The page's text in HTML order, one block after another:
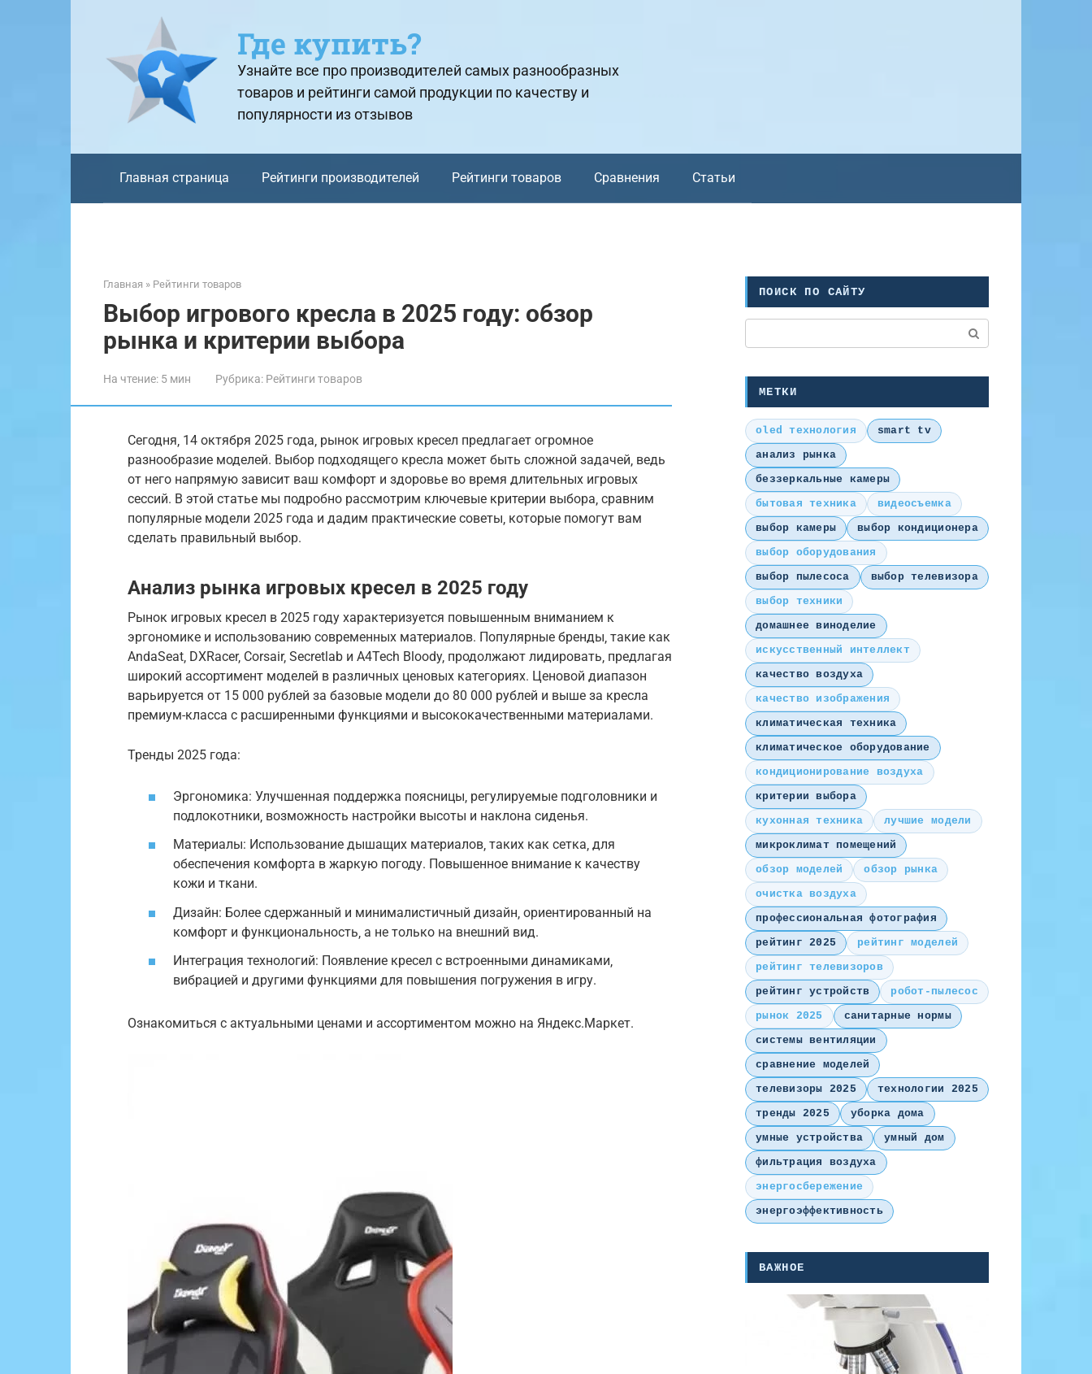
Где купить?
Узнайте все про производителей самых разнообразных
товаров и рейтинги самой продукции по качеству и
популярности из отзывов
Главная страница Рейтинги производителей Рейтинги товаров Сравнения Статьи
Главная » Рейтинги товаров
Выбор игрового кресла в 2025 году: обзор
рынка и критерии выбора
На чтение: 5 мин Рубрика: Рейтинги товаров
Сегодня‚ 14 октября 2025 года‚ рынок игровых кресел предлагает огромное
разнообразие моделей. Выбор подходящего кресла может быть сложной задачей‚ ведь
от него напрямую зависит ваш комфорт и здоровье во время длительных игровых
сессий. В этой статье мы подробно рассмотрим ключевые критерии выбора‚ сравним
популярные модели 2025 года и дадим практические советы‚ которые помогут вам
сделать правильный выбор.
Анализ рынка игровых кресел в 2025 году
Рынок игровых кресел в 2025 году характеризуется повышенным вниманием к
эргономике и использованию современных материалов. Популярные бренды‚ такие как
AndaSeat‚ DXRacer‚ Corsair‚ Secretlab и A4Tech Bloody‚ продолжают лидировать‚ предлагая
широкий ассортимент моделей в различных ценовых категориях. Ценовой диапазон
варьируется от 15 000 рублей за базовые модели до 80 000 рублей и выше за кресла
премиум-класса с расширенными функциями и высококачественными материалами.
Тренды 2025 года:
Эргономика: Улучшенная поддержка поясницы‚ регулируемые подголовники и
подлокотники‚ возможность настройки высоты и наклона сиденья.
Материалы: Использование дышащих материалов‚ таких как сетка‚ для
обеспечения комфорта в жаркую погоду. Повышенное внимание к качеству
кожи и ткани.
Дизайн: Более сдержанный и минималистичный дизайн‚ ориентированный на
комфорт и функциональность‚ а не только на внешний вид.
Интеграция технологий: Появление кресел с встроенными динамиками‚
вибрацией и другими функциями для повышения погружения в игру.
Ознакомиться с актуальными ценами и ассортиментом можно на Яндекс.Маркет.
ПОИСК ПО САЙТУ
МЕТКИ
oled технология
smart tv
анализ рынка
беззеркальные камеры
бытовая техника
видеосъемка
выбор камеры
выбор кондиционера
выбор оборудования
выбор пылесоса
выбор телевизора
выбор техники
домашнее виноделие
искусственный интеллект
качество воздуха
качество изображения
климатическая техника
климатическое оборудование
кондиционирование воздуха
критерии выбора
кухонная техника
лучшие модели
микроклимат помещений
обзор моделей
обзор рынка
очистка воздуха
профессиональная фотография
рейтинг 2025
рейтинг моделей
рейтинг телевизоров
рейтинг устройств
робот-пылесос
рынок 2025
санитарные нормы
системы вентиляции
сравнение моделей
телевизоры 2025
технологии 2025
тренды 2025
уборка дома
умные устройства
умный дом
фильтрация воздуха
энергосбережение
энергоэффективность
ВАЖНОЕ